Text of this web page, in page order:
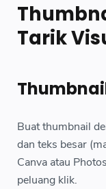
Tarik
Buat thumbnail
dan teks besar
Canva atau
peluang klik.